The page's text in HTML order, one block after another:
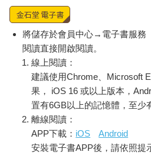
印度的產婆用按摩提供平靜的人工流
工流產的真實情況，也告訴我們它是
此多種版本，我們大可以重新想像
求。
「情感」聚焦在人工流產刻骨銘心的
Gwendolyn Brooks震懾人心的詩作
忘的句子是「人工流產不會放過你的
化的悲傷情緒，如Diane di Prima的
後之歌〉，以及Zofia Nałkowska筆
性，在孤立又充滿創傷的人工流產
求客套的社會中保持沉默有多麼孤
的辛辣諷刺文中描繪出這件事。這
將儲存於會員中心→電子書服務
閱讀直接開啟閱讀。
線上閱讀：
建議使用Chrome、Microsoft
果， iOS 16 或以上版本，
置有6GB以上的記憶體，至少
離線閱讀：
APP下載： iOS
Android
安裝電子書APP後，請依照